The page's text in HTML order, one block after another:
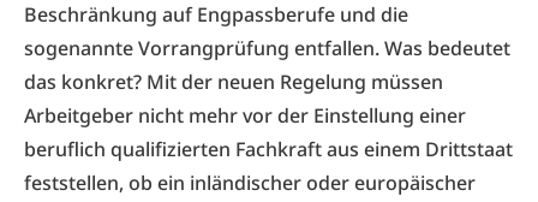
Beschränkung auf Engpassberufe und die
sogenannte Vorrangprüfung entfallen. Was bedeutet
das konkret? Mit der neuen Regelung müssen
Arbeitgeber nicht mehr vor der Einstellung einer
beruflich qualifizierten Fachkraft aus einem Drittstaat
feststellen, ob ein inländischer oder europäischer